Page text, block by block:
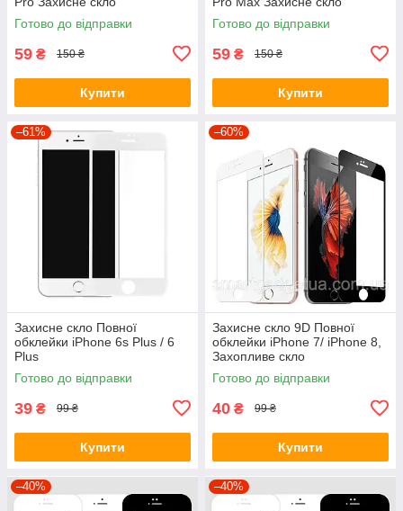
Готово до відправки
59 ₴ 150 ₴
Купити
Готово до відправки
59 ₴ 150 ₴
Купити
–61%
Захисне скло Повної
обклейки iPhone 6s Plus / 6
Plus
Готово до відправки
39 ₴ 99 ₴
Купити
–60%
Захисне скло 9D Повної
обклейки iPhone 7/ iPhone 8,
Захопливе скло
Готово до відправки
40 ₴ 99 ₴
Купити
–40% –40%